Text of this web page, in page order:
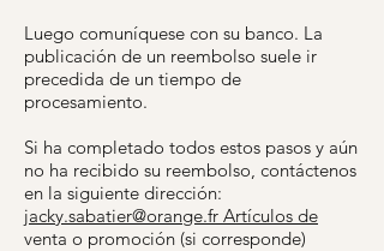
Luego comuníquese con su banco. La
publicación de un reembolso suele ir
precedida de un tiempo de
procesamiento.
Si ha completado todos estos pasos y aún
no ha recibido su reembolso, contáctenos
en la siguiente dirección:
jacky.sabatier@orange.fr Artículos de
venta o promoción (si corresponde)